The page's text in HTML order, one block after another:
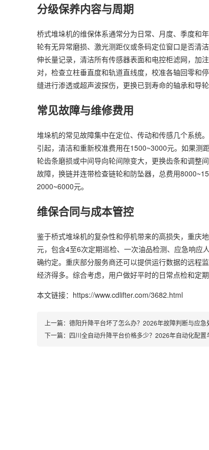
分级保养内容与周期
桥式堆垛机的维保体系通常分为日常、月度、季度和年
轮有无异常磨损、激光测距仪或条码定位窗口是否清
伸长量记录，清洁所有传感器表面和电控柜滤网，加
对，检查立柱垂直度和轨道直线度，校准各轴回零和停
缝进行渗透或超声波探伤，更换已到寿命的轴承和导
常见故障与维修费用
堆垛机的常见故障集中在定位、传动和传感几个系统。
引起，清洁和重新校准费用在1500~3000元。如果测
轮齿条磨损或中间导向轮间隙变大，更换齿条和调整
故障，换链并连带检查链轮和防坠器，总费用
2000~6000元。
维保合同与成本管控
鉴于桥式堆垛机的复杂性和停机带来的高损失，重庆
元，包含4至6次定期巡检、一次油品检测、应急响应
确约定。重庆部分服务商还可以提供运行数据的远程
经济得多。综合考虑，用户做好平时的日常点检和定
本文链接：https://www.cdlifter.com/3682.html
上一篇： 德阳升降平台坏了怎么办？2026年故障判断与应急
下一篇： 四川全自动升降平台价格多少？2026年自动化配置